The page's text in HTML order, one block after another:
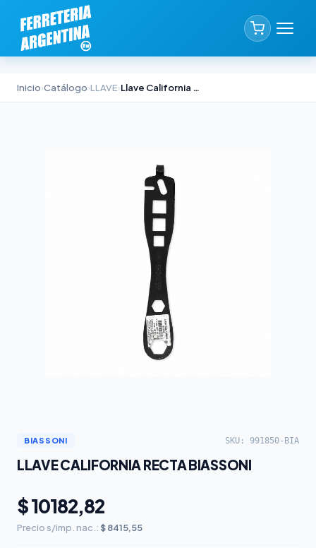
Inicio›Catálogo›LLAVE› Llave California Recta Biassoni
BIASSONI SKU: 991850-BIA
LLAVE CALIFORNIA RECTA BIASSONI
$ 10182,82
Precio s/imp. nac.: $ 8415,55